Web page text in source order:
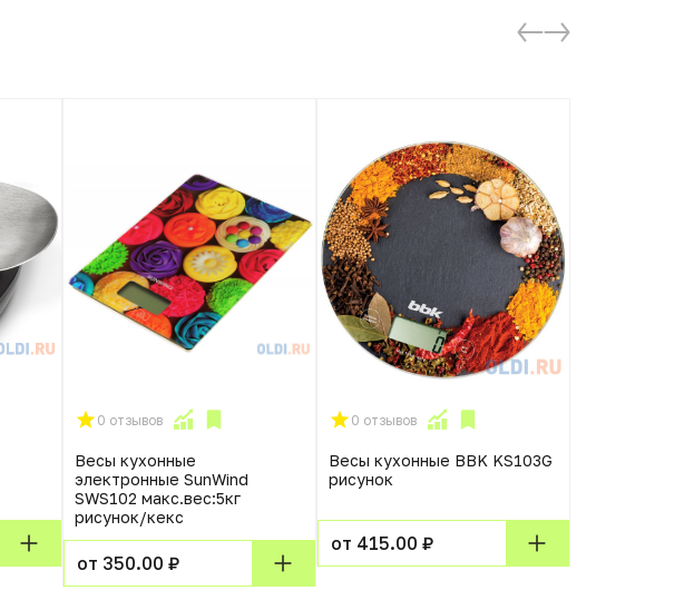
0 отзывов
Весы кухонные
электронные SunWind
SWS102 макс.вес:5кг
рисунок/кекс
от 350.00 ₽
0 отзывов
Весы кухонные BBK KS103G
рисунок
от 415.00 ₽